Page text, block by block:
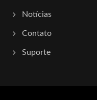
Notícias
Contato
Suporte